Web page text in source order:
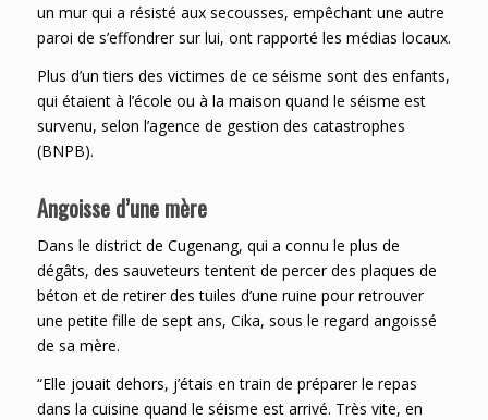
un mur qui a résisté aux secousses, empêchant une autre
paroi de s’effondrer sur lui, ont rapporté les médias locaux.
Plus d’un tiers des victimes de ce séisme sont des enfants,
qui étaient à l’école ou à la maison quand le séisme est
survenu, selon l’agence de gestion des catastrophes
(BNPB).
Angoisse d’une mère
Dans le district de Cugenang, qui a connu le plus de
dégâts, des sauveteurs tentent de percer des plaques de
béton et de retirer des tuiles d’une ruine pour retrouver
une petite fille de sept ans, Cika, sous le regard angoissé
de sa mère.
“Elle jouait dehors, j’étais en train de préparer le repas
dans la cuisine quand le séisme est arrivé. Très vite, en